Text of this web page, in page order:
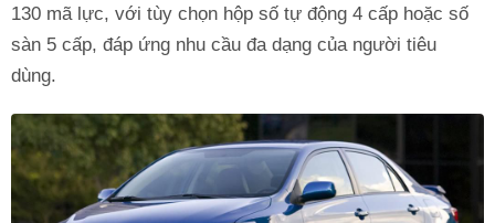
130 mã lực, với tùy chọn hộp số tự động 4 cấp hoặc số
sàn 5 cấp, đáp ứng nhu cầu đa dạng của người tiêu
dùng.